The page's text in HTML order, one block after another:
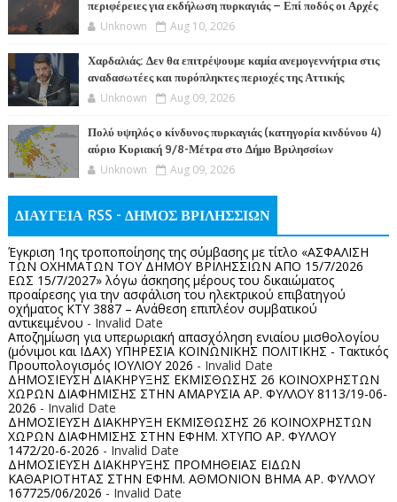
περιφέρειες για εκδήλωση πυρκαγιάς – Επί ποδός οι Αρχές
Unknown Aug 10, 2026
Χαρδαλιάς: Δεν θα επιτρέψουμε καμία ανεμογεννήτρια στις
αναδασωτέες και πυρόπληκτες περιοχές της Αττικής
Unknown Aug 09, 2026
Πολύ υψηλός ο κίνδυνος πυρκαγιάς (κατηγορία κινδύνου 4)
αύριο Κυριακή 9/8-Μέτρα στο Δήμο Βριλησσίων
Unknown Aug 09, 2026
ΔΙΑΥΓΕΙΑ RSS - ΔΗΜΟΣ ΒΡΙΛΗΣΣΙΩΝ
Έγκριση 1ης τροποποίησης της σύμβασης με τίτλο «ΑΣΦΑΛΙΣΗ
ΤΩΝ ΟΧΗΜΑΤΩΝ ΤΟΥ ΔΗΜΟΥ ΒΡΙΛΗΣΣΙΩΝ ΑΠΟ 15/7/2026
ΕΩΣ 15/7/2027» λόγω άσκησης μέρους του δικαιώματος
προαίρεσης για την ασφάλιση του ηλεκτρικού επιβατηγού
οχήματος ΚΤΥ 3887 – Ανάθεση επιπλέον συμβατικού
αντικειμένου - Invalid Date
Αποζημίωση για υπερωριακή απασχόληση ενιαίου μισθολογίου
(μόνιμοι και ΙΔΑΧ) ΥΠΗΡΕΣΙΑ ΚΟΙΝΩΝΙΚΗΣ ΠΟΛΙΤΙΚΗΣ - Τακτικός
Προυπολογισμός ΙΟΥΛΙΟΥ 2026 - Invalid Date
ΔΗΜΟΣΙΕΥΣΗ ΔΙΑΚΗΡΥΞΗΣ ΕΚΜΙΣΘΩΣΗΣ 26 ΚΟΙΝΟΧΡΗΣΤΩΝ
ΧΩΡΩΝ ΔΙΑΦΗΜΙΣΗΣ ΣΤΗΝ ΑΜΑΡΥΣΙΑ ΑΡ. ΦΥΛΛΟΥ 8113/19-06-
2026 - Invalid Date
ΔΗΜΟΣΙΕΥΣΗ ΔΙΑΚΗΡΥΞΗ ΕΚΜΙΣΘΩΣΗΣ 26 ΚΟΙΝΟΧΡΗΣΤΩΝ
ΧΩΡΩΝ ΔΙΑΦΗΜΙΣΗΣ ΣΤΗΝ ΕΦΗΜ. ΧΤΥΠΟ ΑΡ. ΦΥΛΛΟΥ
1472/20-6-2026 - Invalid Date
ΔΗΜΟΣΙΕΥΣΗ ΔΙΑΚΗΡΥΞΗΣ ΠΡΟΜΗΘΕΙΑΣ ΕΙΔΩΝ
ΚΑΘΑΡΙΟΤΗΤΑΣ ΣΤΗΝ ΕΦΗΜ. ΑΘΜΟΝΙΟΝ ΒΗΜΑ ΑΡ. ΦΥΛΛΟΥ
167725/06/2026 - Invalid Date